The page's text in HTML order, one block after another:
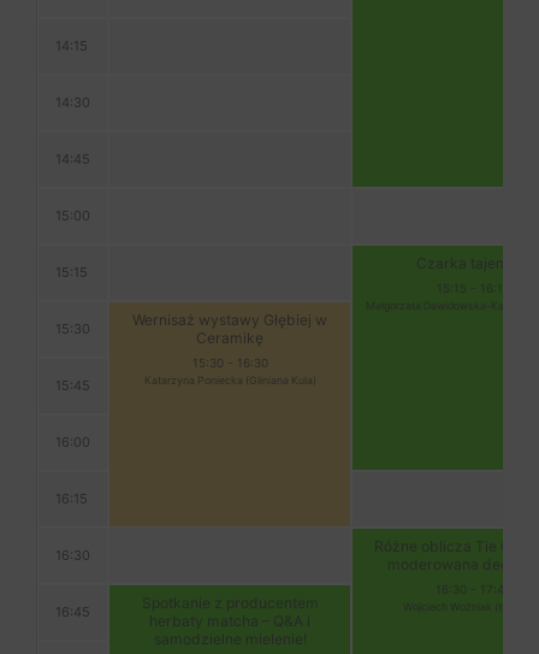
14:15
14:30
14:45
15:00
15:15
Czarka tajemnic
15:15 16:15
Małgorzata Dawidowska-Kaliś
15:30
Wernisaż wystawy Głębiej w
Ceramikę
15:30 - 16:30
Katarzyna Poniecka (Gliniana Kula)
15:45
16:00
16:15
16:30
Różne oblicza Tie Guan
moderowana
16:30 17:45
Wojciech Woźniak
16:45
Spotkanie z producentem
herbaty matcha – Q&A i
samodzielne mielenie!